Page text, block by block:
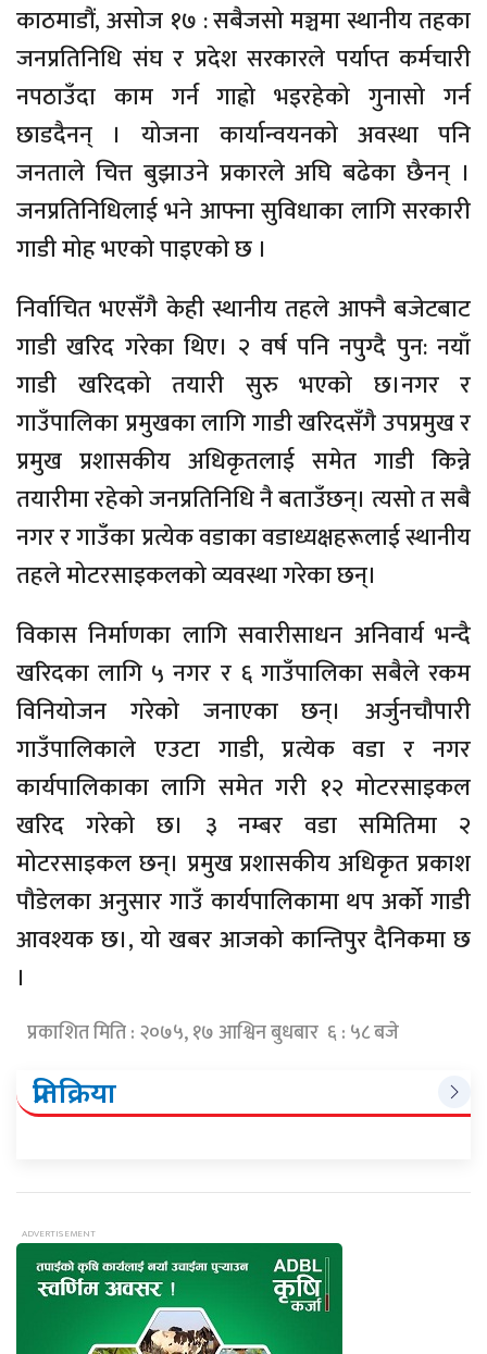
काठमाडौं, असोज १७ : सबैजसो मञ्चमा स्थानीय तहका
जनप्रतिनिधि संघ र प्रदेश सरकारले पर्याप्त कर्मचारी
नपठाउँदा काम गर्न गाह्रो भइरहेको गुनासो गर्न
छाडदैनन् । योजना कार्यान्वयनको अवस्था पनि
जनताले चित्त बुझाउने प्रकारले अघि बढेका छैनन् ।
जनप्रतिनिधिलाई भने आफ्ना सुविधाका लागि सरकारी
गाडी मोह भएको पाइएको छ ।
निर्वाचित भएसँगै केही स्थानीय तहले आफ्नै बजेटबाट
गाडी खरिद गरेका थिए। २ वर्ष पनि नपुग्दै पुन: नयाँ
गाडी खरिदको तयारी सुरु भएको छ।नगर र
गाउँपालिका प्रमुखका लागि गाडी खरिदसँगै उपप्रमुख र
प्रमुख प्रशासकीय अधिकृतलाई समेत गाडी किन्ने
तयारीमा रहेको जनप्रतिनिधि नै बताउँछन्। त्यसो त सबै
नगर र गाउँका प्रत्येक वडाका वडाध्यक्षहरूलाई स्थानीय
तहले मोटरसाइकलको व्यवस्था गरेका छन्।
विकास निर्माणका लागि सवारीसाधन अनिवार्य भन्दै
खरिदका लागि ५ नगर र ६ गाउँपालिका सबैले रकम
विनियोजन गरेको जनाएका छन्। अर्जुनचौपारी
गाउँपालिकाले एउटा गाडी, प्रत्येक वडा र नगर
कार्यपालिकाका लागि समेत गरी १२ मोटरसाइकल
खरिद गरेको छ। ३ नम्बर वडा समितिमा २
मोटरसाइकल छन्। प्रमुख प्रशासकीय अधिकृत प्रकाश
पौडेलका अनुसार गाउँ कार्यपालिकामा थप अर्को गाडी
आवश्यक छ।, यो खबर आजको कान्तिपुर दैनिकमा छ
।
प्रकाशित मिति : २०७५, १७ आश्विन बुधबार ६ : ५८ बजे
प्रतिक्रिया